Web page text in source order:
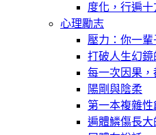
度化，行遍
心理勵志
壓力：你一
打破人生幻鏡
每一次因果
陽剛與陰柔
第一本複雜
遍體鱗傷長大